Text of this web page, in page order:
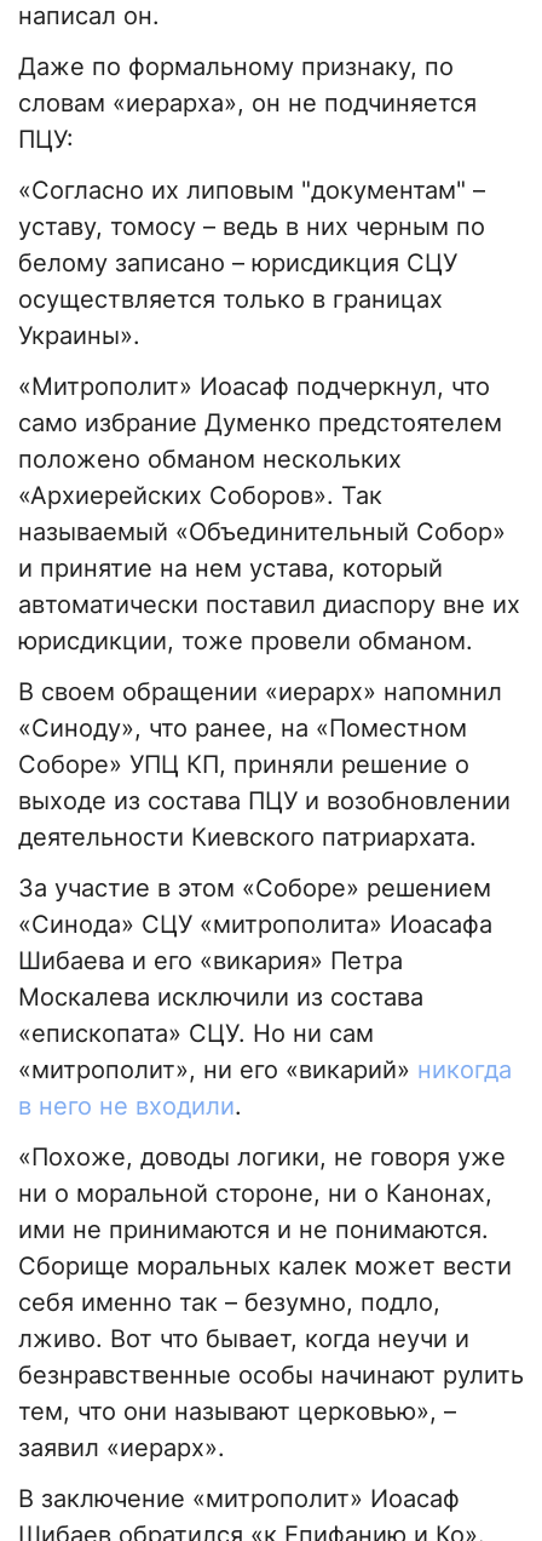
написал он.
Даже по формальному признаку, по
словам «иерарха», он не подчиняется
ПЦУ:
«Согласно их липовым "документам" –
уставу, томосу – ведь в них черным по
белому записано – юрисдикция СЦУ
осуществляется только в границах
Украины».
«Митрополит» Иоасаф подчеркнул, что
само избрание Думенко предстоятелем
положено обманом нескольких
«Архиерейских Соборов». Так
называемый «Объединительный Собор»
и принятие на нем устава, который
автоматически поставил диаспору вне их
юрисдикции, тоже провели обманом.
В своем обращении «иерарх» напомнил
«Синоду», что ранее, на «Поместном
Соборе» УПЦ КП, приняли решение о
выходе из состава ПЦУ и возобновлении
деятельности Киевского патриархата.
За участие в этом «Соборе» решением
«Синода» СЦУ «митрополита» Иоасафа
Шибаева и его «викария» Петра
Москалева исключили из состава
«епископата» СЦУ. Но ни сам
«митрополит», ни его «викарий» никогда
в него не входили.
«Похоже, доводы логики, не говоря уже
ни о моральной стороне, ни о Канонах,
ими не принимаются и не понимаются.
Сборище моральных калек может вести
себя именно так – безумно, подло,
лживо. Вот что бывает, когда неучи и
безнравственные особы начинают рулить
тем, что они называют церковью», –
заявил «иерарх».
В заключение «митрополит» Иоасаф